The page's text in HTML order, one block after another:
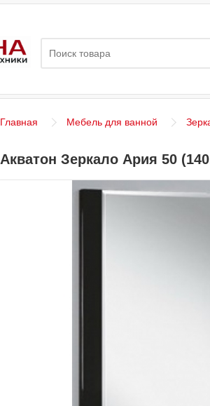
Главная Мебель для ванной
Акватон Зеркало Ария 50